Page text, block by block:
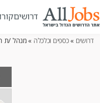
דרושים
דרושים »כספים וכלכלה » מנהל /ת חשבונות סוג 2 /3 עם